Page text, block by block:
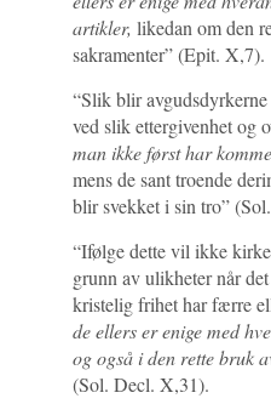
artikler, likedan om den
sakramenter” (Epit. X,7).
“Slik blir
ved slik ettergivenhet og
man ikke først har
mens de sant troende
blir svekket i sin tro”
“Ifølge dette vil ikke
grunn av ulikheter når
kristelig frihet har færre
de ellers er enige med
og også i den rette bruk
(Sol. Decl. X,31).